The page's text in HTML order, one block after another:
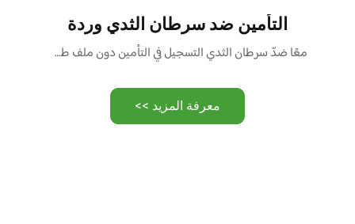
التأمين ضد سرطان الثدي وردة
معًا ضدّ سرطان الثدي التسجيل في التأمين دون ملف طبي …
معرفة المزيد >>